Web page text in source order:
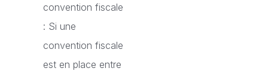
convention fiscale
: Si une
convention fiscale
est en place entre